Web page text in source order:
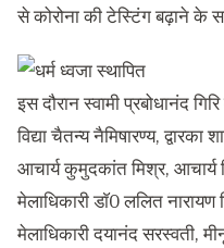
से कोरोना की टेस्टिंग बढ़ाने के
इस दौरान स्वामी प्रबोधानंद
विद्या चैतन्य नैमिषारण्य, द्वारका
आचार्य कुमुदकांत मिश्र, आचार्य
मेलाधिकारी डाॅ0 ललित नारायण
मेलाधिकारी दयानंद सरस्वती,